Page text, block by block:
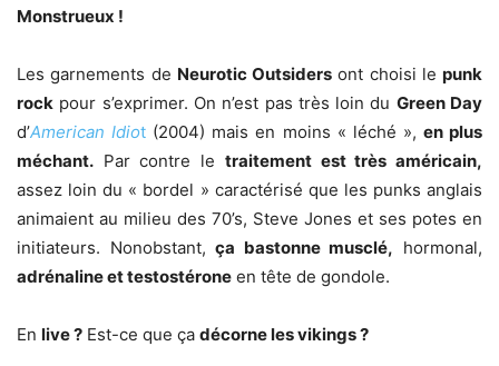
Monstrueux !
Les garnements de Neurotic Outsiders ont choisi le punk
rock pour s’exprimer. On n’est pas très loin du Green Day
d’American Idiot (2004) mais en moins « léché », en plus
méchant. Par contre le traitement est très américain,
assez loin du « bordel » caractérisé que les punks anglais
animaient au milieu des 70’s, Steve Jones et ses potes en
initiateurs. Nonobstant,ça bastonne musclé, hormonal,
adrénaline et testostérone en tête de gondole.
En live ? Est-ce que ça décorne les vikings ?